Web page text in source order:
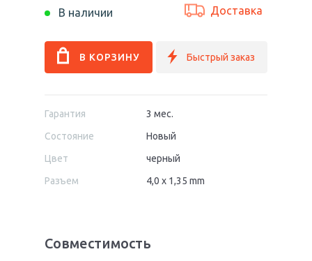
В наличии
Доставка
Гарантия
3 мес.
Состояние
Новый
Цвет
черный
Разъем
4,0 x 1,35 mm
Совместимость